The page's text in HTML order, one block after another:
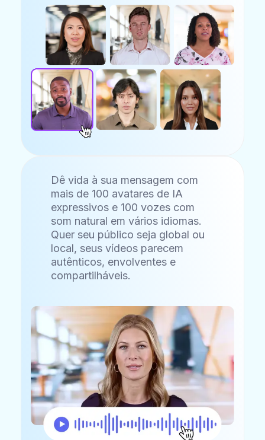
Dê vida à sua mensagem com
mais de 100 avatares de IA
expressivos e 100 vozes com
som natural em vários idiomas.
Quer seu público seja global ou
local, seus vídeos parecem
autênticos, envolventes e
compartilháveis.